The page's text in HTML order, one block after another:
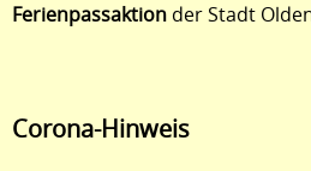
Ferienpassaktion der Stadt
Corona-Hinweis